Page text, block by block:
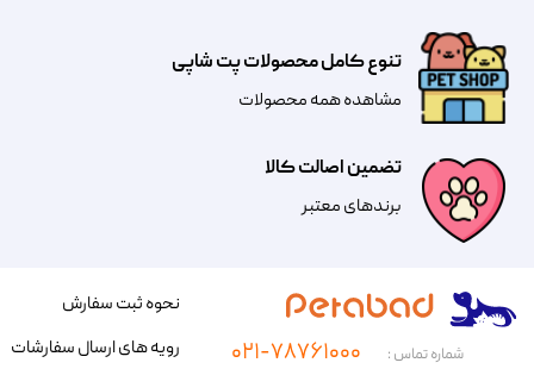
تضمین اصالت کالا
​​برندهای معتبر​​​​​​​
تنوع کامل محصولات پت شاپی
مشاهده همه محصولات
شماره تماس : ۰۲۱-۷۸۷۶۱۰۰۰
نحوه ثبت سفارش
رویه های ارسال سفارشات